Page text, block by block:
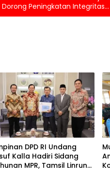
Peningkatan Integritas
DPD RI Undang
Kalla Hadiri Sidang
MPR, Tamsil Linrung: